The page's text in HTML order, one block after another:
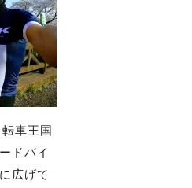
車王国
ドバイ
広げて